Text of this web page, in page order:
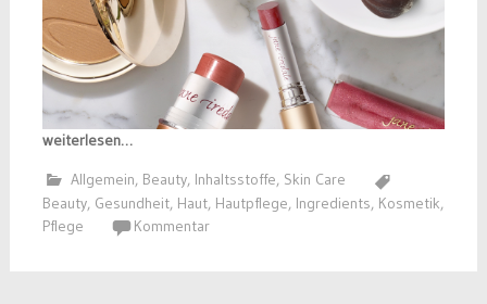
weiterlesen…
Allgemein, Beauty, Inhaltsstoffe, Skin Care
Beauty, Gesundheit, Haut, Hautpflege, Ingredients, Kosmetik,
Pflege
Kommentar